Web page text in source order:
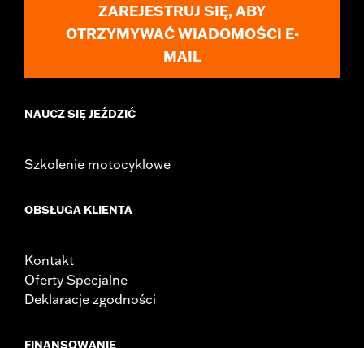
ZAREJESTRUJ SIĘ, ABY
OTRZYMYWAĆ WIADOMOŚCI E-
MAIL
NAUCZ SIĘ JEŹDZIĆ
Szkolenie motocyklowe
OBSŁUGA KLIENTA
Kontakt
Oferty Specjalne
Deklaracje zgodności
FINANSOWANIE